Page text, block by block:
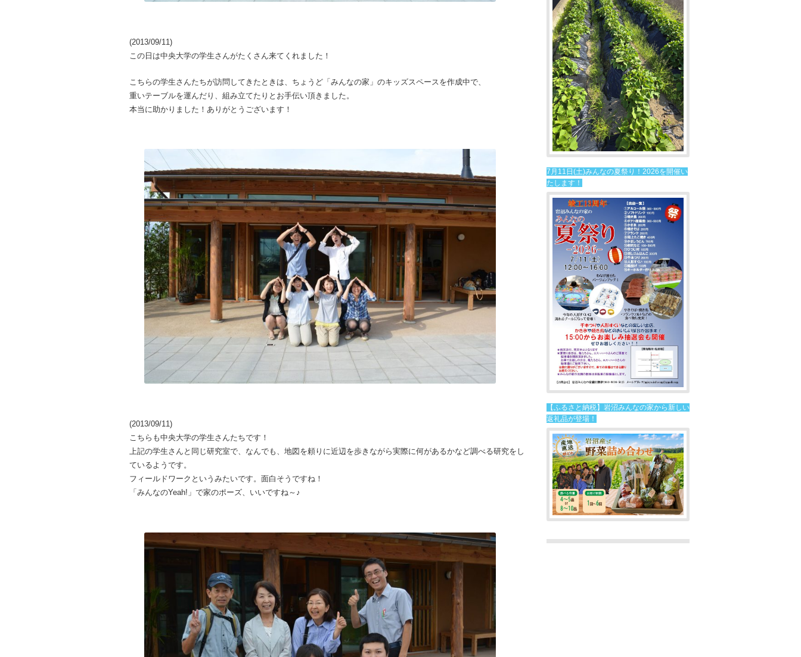
(2013/09/11)
この日は中央大学の学生さんがたくさん来てくれました！
こちらの学生さんたちが訪問してきたときは、ちょうど「みんなの家」のキッズスペースを作成中で、
重いテーブルを運んだり、組み立てたりとお手伝い頂きました。
本当に助かりました！ありがとうございます！
(2013/09/11)
こちらも中央大学の学生さんたちです！
上記の学生さんと同じ研究室で、なんでも、地図を頼りに近辺を歩きながら実際に何があるかなど調べる研究をし
ているようです。
フィールドワークというみたいです。面白そうですね！
「みんなのYeah!」で家のポーズ、いいですね～♪
7月11日(土)みんなの夏祭り！2026を開催い
たします！
【ふるさと納税】岩沼みんなの家から新しい
返礼品が登場！